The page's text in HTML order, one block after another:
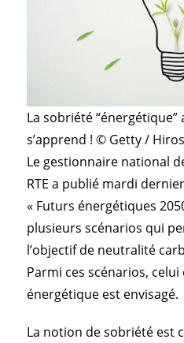
La sobriété
s’apprend ! © Getty /
Le gestionnaire national
RTE a publié mardi
« Futurs énergétiques
plusieurs scénarios qui
l’objectif de neutralité
Parmi ces scénarios, celui
énergétique est envisagé.
La notion de sobriété est